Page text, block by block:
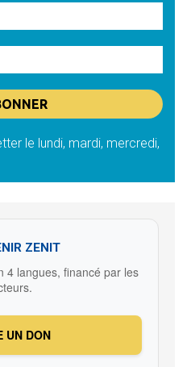
le lundi, mardi, mercredi,
ZENIT
4 langues, financé par les
UN DON